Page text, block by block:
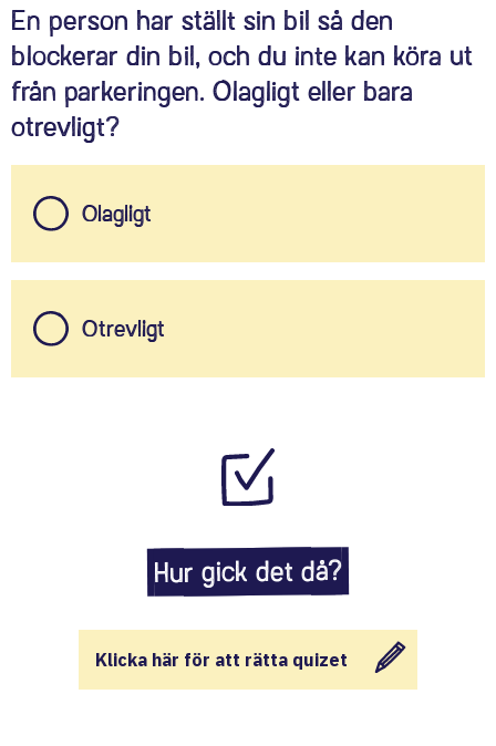
En person har ställt sin bil så den
blockerar din bil, och du inte kan köra ut
från parkeringen. Olagligt eller bara
otrevligt?
Olagligt
Otrevligt
Hur gick det då?
Klicka här för att rätta quizet